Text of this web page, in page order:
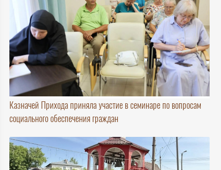
Казначей Прихода приняла участие в семинаре по вопросам
социального обеспечения граждан